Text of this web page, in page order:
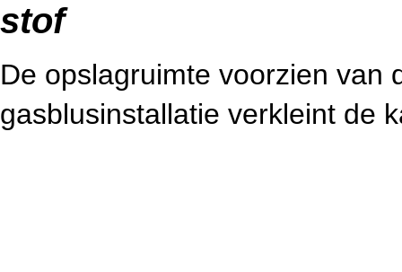
stof
De opslagruimte voorzien van
gasblusinstallatie verkleint de